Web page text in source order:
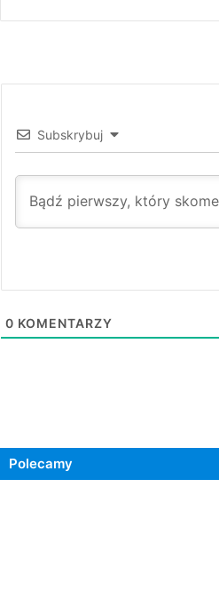
Subskrybuj
0 KOMENTARZY
Polecamy